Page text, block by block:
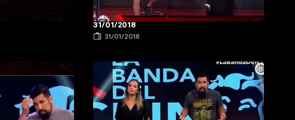
31/01/2018
31/01/2018